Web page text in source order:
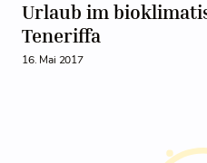
Urlaub im
Teneriffa
16. Mai 2017